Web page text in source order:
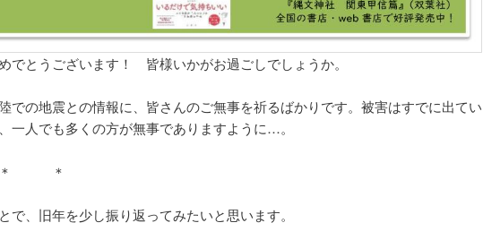
でとうございます！ 皆様いかがお過ごしでしょうか。
での地震との情報に、皆さんのご無事を祈るばかりです。被害はすでに出てい
一人でも多くの方が無事でありますように…。
＊
で、旧年を少し振り返ってみたいと思います。